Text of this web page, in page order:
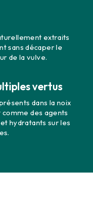
extraits
sans décaper le
de la vulve.
vertus
dans la noix
comme des agents
hydratants sur les